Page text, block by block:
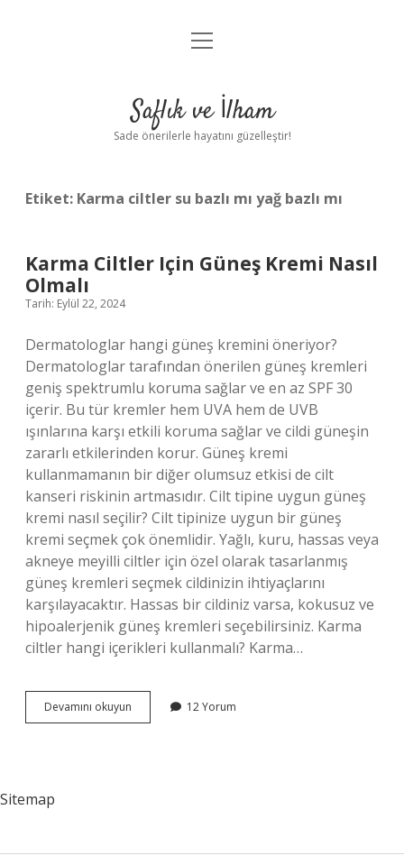
Anasayfa
Yasal Uyarı
menüyü
Saflık ve İlham
Sade önerilerle hayatını güzelleştir!
Etiket: Karma ciltler su bazlı mı yağ bazlı mı
Karma Ciltler Için Güneş Kremi Nasıl
Olmalı
Tarih: Eylül 22, 2024
Dermatologlar hangi güneş kremini öneriyor?
Dermatologlar tarafından önerilen güneş kremleri
geniş spektrumlu koruma sağlar ve en az SPF 30
içerir. Bu tür kremler hem UVA hem de UVB
ışınlarına karşı etkili koruma sağlar ve cildi güneşin
zararlı etkilerinden korur. Güneş kremi
kullanmamanın bir diğer olumsuz etkisi de cilt
kanseri riskinin artmasıdır. Cilt tipine uygun güneş
kremi nasıl seçilir? Cilt tipinize uygun bir güneş
kremi seçmek çok önemlidir. Yağlı, kuru, hassas veya
akneye meyilli ciltler için özel olarak tasarlanmış
güneş kremleri seçmek cildinizin ihtiyaçlarını
karşılayacaktır. Hassas bir cildiniz varsa, kokusuz ve
hipoalerjenik güneş kremleri seçebilirsiniz. Karma
ciltler hangi içerikleri kullanmalı? Karma…
Devamını okuyun
Ciltler
12 Yorum
Sitemap